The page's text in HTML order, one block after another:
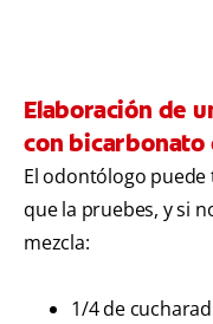
Elaboración de
con bicarbonato
El odontólogo
que la pruebes, y si
mezcla:
1/4 de